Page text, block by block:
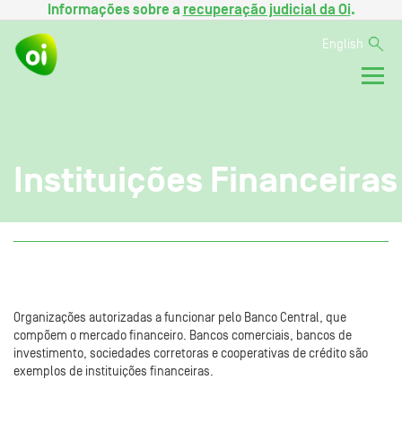
Informações sobre a recuperação judicial da Oi.
English
Instituições Financeiras
Organizações autorizadas a funcionar pelo Banco Central, que
compõem o mercado financeiro. Bancos comerciais, bancos de
investimento, sociedades corretoras e cooperativas de crédito são
exemplos de instituições financeiras.